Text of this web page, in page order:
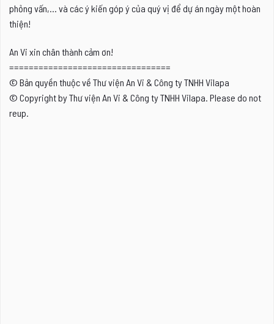
phỏng vấn,... và các ý kiến góp ý của quý vị để dự án ngày một hoàn
thiện!
An Vi xin chân thành cảm ơn!
=================================
© Bản quyền thuộc về Thư viện An Vi & Công ty TNHH Vilapa
© Copyright by Thư viện An Vi & Công ty TNHH Vilapa. Please do not
reup.